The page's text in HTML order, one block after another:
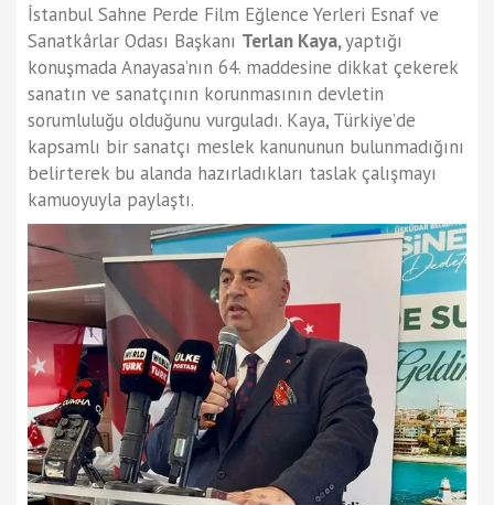
İstanbul Sahne Perde Film Eğlence Yerleri Esnaf ve
Sanatkârlar Odası Başkanı Terlan Kaya,yaptığı
konuşmada Anayasa’nın 64. maddesine dikkat çekerek
sanatın ve sanatçının korunmasının devletin
sorumluluğu olduğunu vurguladı. Kaya, Türkiye’de
kapsamlı bir sanatçı meslek kanununun bulunmadığını
belirterek bu alanda hazırladıkları taslak çalışmayı
kamuoyuyla paylaştı.